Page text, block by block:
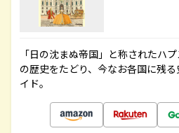
「日の沈まぬ帝国」と称されたハ
の歴史をたどり、今なお各国に残
イド。